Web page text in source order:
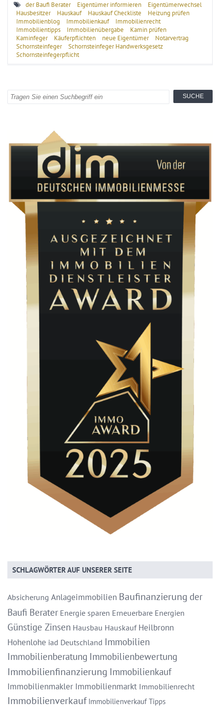
der Baufi Berater
Eigentümer informieren
Eigentümerwechsel
Hausbesitzer
Hauskauf Hauskauf Checkliste
Heizung prüfen
Immobilienblog
Immobilienkauf
Immobilienrecht
Immobilientipps
Immobilienübergabe
Kamin prüfen
Kaminfeger
Käuferpflichten neue Eigentümer
Notarvertrag
Schornsteinfeger
Schornsteinfeger Handwerksgesetz
Schornsteinfegerpflicht
SCHLAGWÖRTER AUF UNSERER SEITE
Absicherung Anlageimmobilien Baufinanzierung der
Baufi Berater Energie sparen Erneuerbare Energien
Günstige Zinsen Hausbau Hauskauf Heilbronn
Hohenlohe iad Deutschland Immobilien
Immobilienberatung Immobilienbewertung
Immobilienfinanzierung Immobilienkauf
Immobilienmakler Immobilienmarkt Immobilienrecht
Immobilienverkauf Immobilienverkauf Tipps